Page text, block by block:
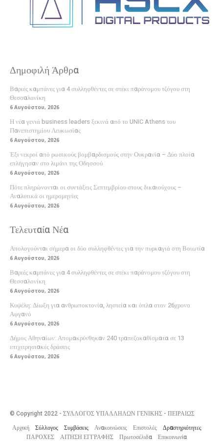
Δημοφιλή Άρθρα
Βαριές καμπάνες για 4 συλληφθέντες σε στέκι παράνομου τζόγου στη
Θεσσαλονίκη
6 Αυγούστου, 2026
Η νέα γενιά business leaders ξεκινά από το UNIC Athens του
Πανεπιστημίου Λευκωσίας
6 Αυγούστου, 2026
Έξι νεκροί από ρωσικούς βομβαρδισμούς στην Ουκρανία – Δύο πλοία
επλήγησαν στο λιμάνι της Οδησσού
6 Αυγούστου, 2026
Πότε πληρώνονται οι συντάξεις Σεπτεμβρίου στους δικαιούχους –
Αναλυτικά οι ημερομηνίες
6 Αυγούστου, 2026
Τελευταία Νέα
Απολογούνται σήμερα οι δύο συλληφθέντες για την πυρκαγιά στη Βοιωτία
6 Αυγούστου, 2026
Βαριές καμπάνες για 4 συλληφθέντες σε στέκι παράνομου τζόγου στη
Θεσσαλονίκη
6 Αυγούστου, 2026
Κυψέλη: Δίωξη για ανθρωποκτονία, ληστεία και όπλα στον 26χρονο
Αφγανό
6 Αυγούστου, 2026
Δήμος Αθηναίων: Απομακρύνθηκαν 240 τραπεζοκαθίσματα σε 13
επιχειρησιακές δράσεις
6 Αυγούστου, 2026
© Copyright 2022 - ΣΥΛΛΟΓΟΣ ΥΠΑΛΛΗΛΩΝ ΓΕΝΙΚΗΣ - ΠΕΙΡΑΙΩΣ
Αρχική
Σύλλογος Συμβάσεις Ανακοινώσεις Επιστολές
Δραστηριότητες
ΠΑΡΟΧΕΣ
ΑΙΤΗΣΗ ΕΓΓΡΑΦΗΣ Πρωτοσέλιδα Επικοινωνία